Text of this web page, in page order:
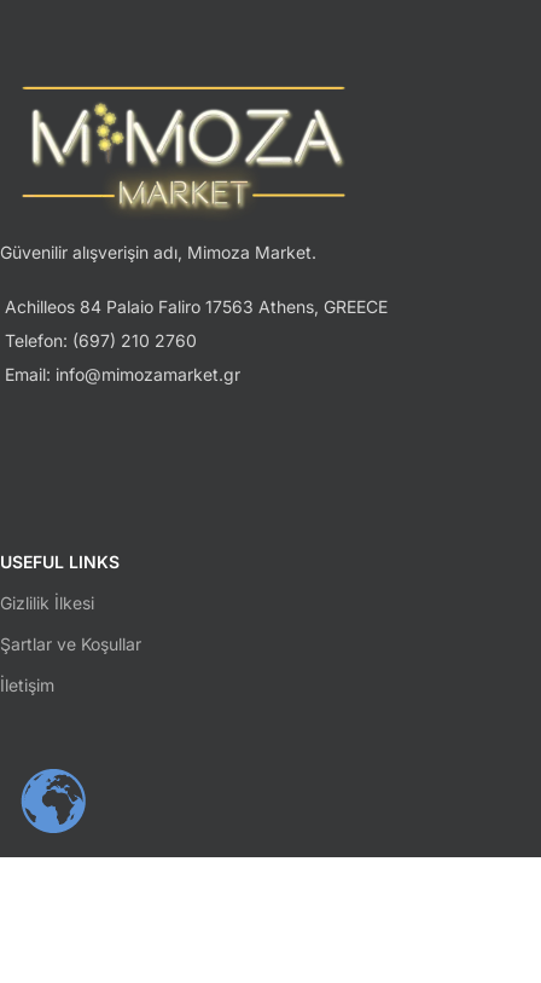
Güvenilir alışverişin adı, Mimoza Market.
Achilleos 84 Palaio Faliro 17563 Athens, GREECE
Telefon: (697) 210 2760
Email: info@mimozamarket.gr
USEFUL LINKS
Gizlilik İlkesi
Şartlar ve Koşullar
İletişim